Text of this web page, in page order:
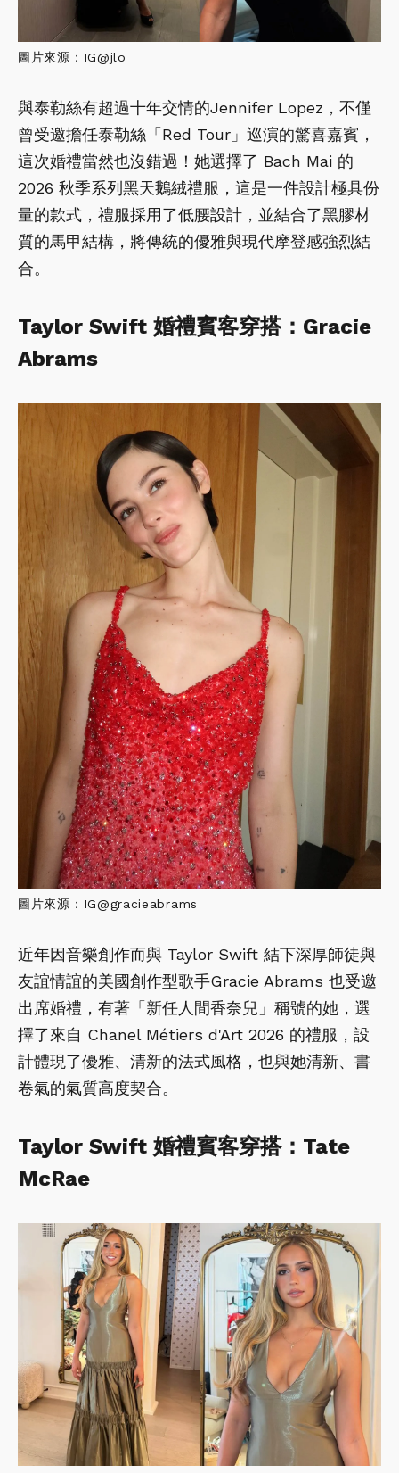
圖片來源：IG@jlo
與泰勒絲有超過十年交情的Jennifer Lopez，不僅
曾受邀擔任泰勒絲「Red Tour」巡演的驚喜嘉賓，
這次婚禮當然也沒錯過！她選擇了 Bach Mai 的
2026 秋季系列黑天鵝絨禮服，這是一件設計極具份
量的款式，禮服採用了低腰設計，並結合了黑膠材
質的馬甲結構，將傳統的優雅與現代摩登感強烈結
合。
Taylor Swift 婚禮賓客穿搭：Gracie
Abrams
圖片來源：IG@gracieabrams
近年因音樂創作而與 Taylor Swift 結下深厚師徒與
友誼情誼的美國創作型歌手Gracie Abrams 也受邀
出席婚禮，有著「新任人間香奈兒」稱號的她，選
擇了來自 Chanel Métiers d'Art 2026 的禮服，設
計體現了優雅、清新的法式風格，也與她清新、書
卷氣的氣質高度契合。
Taylor Swift 婚禮賓客穿搭：Tate
McRae